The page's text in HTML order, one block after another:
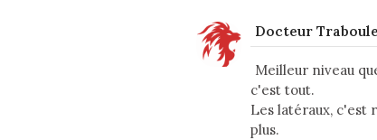
Docteur Traboule
Meilleur niveau
c'est tout.
Les latéraux, c'est
plus.